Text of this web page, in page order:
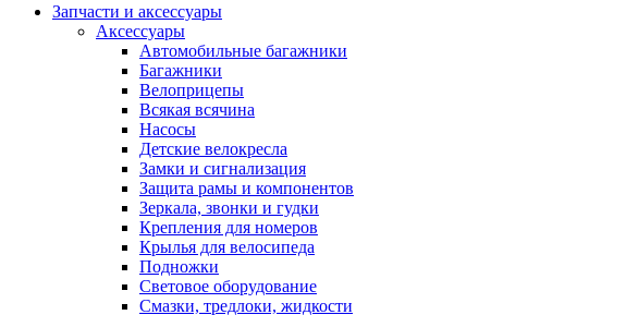
Запчасти и аксессуары
Аксессуары
Автомобильные багажники
Багажники
Велоприцепы
Всякая всячина
Насосы
Детские велокресла
Замки и сигнализация
Защита рамы и компонентов
Зеркала, звонки и гудки
Крепления для номеров
Крылья для велосипеда
Подножки
Световое оборудование
Смазки, тредлоки, жидкости